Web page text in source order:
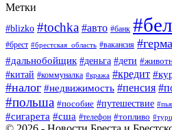
Метки
#blizko #tochka #авто #банк
#брест #брестская_область #вакансия
#дальнобойщик #деньга #дети
#китай #коммуналка #кража #кредит
#налог #недвижимость #пенсия
#польша #пособие #путешествие
#сигарета #сша #телефон #топливо